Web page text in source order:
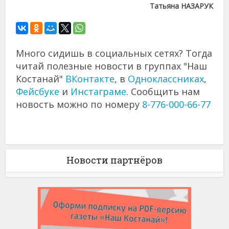
Татьяна НАЗАРУК
Много сидишь в социальных сетях? Тогда
читай полезные новости в группах "Наш
Костанай" ВКонтакте, в Одноклассниках,
Фейсбуке и Инстаграме. Сообщить нам
новость можно по номеру 8-776-000-66-77
Новости партнёров